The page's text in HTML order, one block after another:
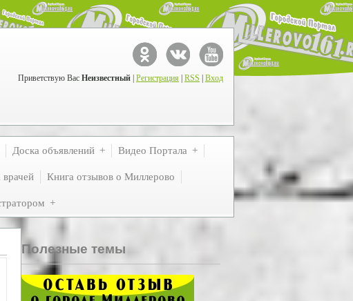
Приветствую Вас Неизвестный Регистрация RSS Вход
Доска объявлений Видео Портала
врачей Книга отзывов о Миллерово
Полезные темы